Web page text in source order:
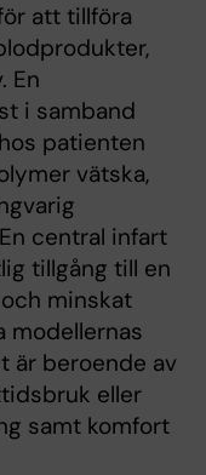
att tillföra
En
i samband
patienten
vätska,
central infart
tillgång till en
minskat
modellernas
är beroende av
eller
samt komfort